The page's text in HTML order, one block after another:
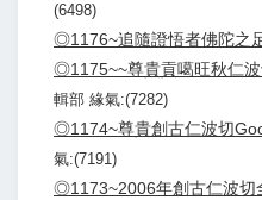
(6498)
◎1176~追隨證悟者佛陀之
◎1175~~尊貴貢噶旺秋仁
輯部 緣氣:(7282)
◎1174~尊貴創古仁波切
氣:(7191)
◎1173~2006年創古仁波切